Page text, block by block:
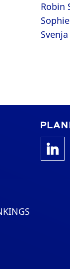
Robin